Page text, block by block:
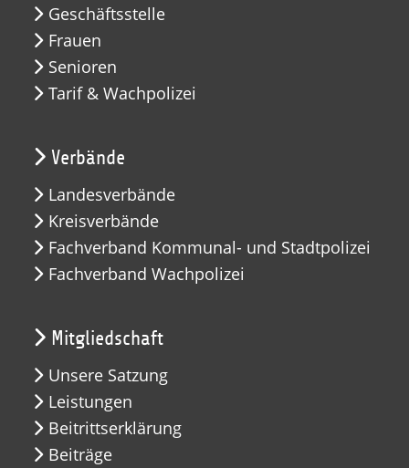
Geschäftsstelle
Frauen
Senioren
Tarif & Wachpolizei
Verbände
Landesverbände
Kreisverbände
Fachverband Kommunal- und Stadtpolizei
Fachverband Wachpolizei
Mitgliedschaft
Unsere Satzung
Leistungen
Beitrittserklärung
Beiträge